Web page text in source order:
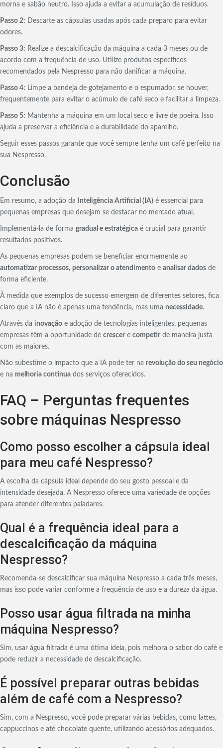
morna e sabão neutro. Isso ajuda a evitar a acumulação de resíduos.
Passo 2: Descarte as cápsulas usadas após cada preparo para evitar
odores.
Passo 3: Realize a descalcificação da máquina a cada 3 meses ou de
acordo com a frequência de uso. Utilize produtos específicos
recomendados pela Nespresso para não danificar a máquina.
Passo 4: Limpe a bandeja de gotejamento e o espumador, se houver,
frequentemente para evitar o acúmulo de café seco e facilitar a limpeza.
Passo 5: Mantenha a máquina em um local seco e livre de poeira. Isso
ajuda a preservar a eficiência e a durabilidade do aparelho.
Seguir esses passos garante que você sempre tenha um café perfeito na
sua Nespresso.
Conclusão
Em resumo, a adoção da Inteligência Artificial (IA) é essencial para
pequenas empresas que desejam se destacar no mercado atual.
Implementá-la de forma gradual e estratégica é crucial para garantir
resultados positivos.
As pequenas empresas podem se beneficiar enormemente ao
automatizar processos, personalizar o atendimento e analisar dados de
forma eficiente.
À medida que exemplos de sucesso emergem de diferentes setores, fica
claro que a IA não é apenas uma tendência, mas uma necessidade.
Através da inovação e adoção de tecnologias inteligentes, pequenas
empresas têm a oportunidade de crescer e competir de maneira justa
com as maiores.
Não subestime o impacto que a IA pode ter na revolução do seu negócio
e na melhoria contínua dos serviços oferecidos.
FAQ – Perguntas frequentes
sobre máquinas Nespresso
Como posso escolher a cápsula ideal
para meu café Nespresso?
A escolha da cápsula ideal depende do seu gosto pessoal e da
intensidade desejada. A Nespresso oferece uma variedade de opções
para atender diferentes paladares.
Qual é a frequência ideal para a
descalcificação da máquina
Nespresso?
Recomenda-se descalcificar sua máquina Nespresso a cada três meses,
mas isso pode variar conforme a frequência de uso e a dureza da água.
Posso usar água filtrada na minha
máquina Nespresso?
Sim, usar água filtrada é uma ótima ideia, pois melhora o sabor do café e
pode reduzir a necessidade de descalcificação.
É possível preparar outras bebidas
além de café com a Nespresso?
Sim, com a Nespresso, você pode preparar várias bebidas, como lattes,
cappuccinos e até chocolate quente, utilizando acessórios adequados.